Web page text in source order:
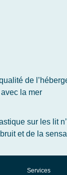
de
la mer
sur les lit
et de la
Services